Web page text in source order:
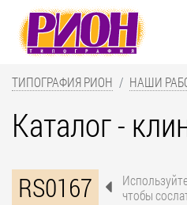
ТИПОГРАФИЯ РИОН НАШИ
Каталог -
RS0167
чтобы